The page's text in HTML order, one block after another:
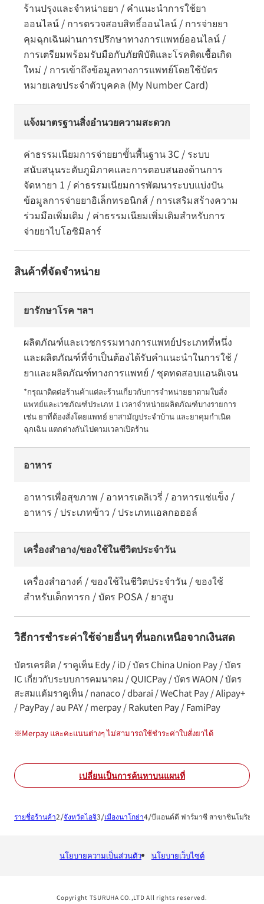
ร้านปรุงและจำหน่ายยา / คำแนะนำการใช้ยา
ออนไลน์ / การตรวจสอบสิทธิ์ออนไลน์ / การจ่ายยา
คุมฉุกเฉินผ่านการปรึกษาทางการแพทย์ออนไลน์ /
การเตรียมพร้อมรับมือกับภัยพิบัติและโรคติดเชื้อเกิด
ใหม่ / การเข้าถึงข้อมูลทางการแพทย์โดยใช้บัตร
หมายเลขประจำตัวบุคคล (My Number Card)
แจ้งมาตรฐานสิ่งอำนวยความสะดวก
ค่าธรรมเนียมการจ่ายยาขั้นพื้นฐาน 3C / ระบบ
สนับสนุนระดับภูมิภาคและการตอบสนองด้านการ
จัดหายา 1 / ค่าธรรมเนียมการพัฒนาระบบแบ่งปัน
ข้อมูลการจ่ายยาอิเล็กทรอนิกส์ / การเสริมสร้างความ
ร่วมมือเพิ่มเติม / ค่าธรรมเนียมเพิ่มเติมสำหรับการ
จ่ายยาไบโอซิมิลาร์
สินค้าที่จัดจำหน่าย
ยารักษาโรค ฯลฯ
ผลิตภัณฑ์และเวชกรรมทางการแพทย์ประเภทที่หนึ่ง
และผลิตภัณฑ์ที่จำเป็นต้องได้รับคำแนะนำในการใช้ /
ยาและผลิตภัณฑ์ทางการแพทย์ / ชุดทดสอบแอนติเจน
*กรุณาติดต่อร้านค้าแต่ละร้านเกี่ยวกับการจำหน่ายยาตามใบสั่ง
แพทย์และเวชภัณฑ์ประเภท 1 เวลาจำหน่ายผลิตภัณฑ์บางรายการ
เช่น ยาที่ต้องสั่งโดยแพทย์ ยาสามัญประจำบ้าน และยาคุมกำเนิด
ฉุกเฉิน แตกต่างกันไปตามเวลาเปิดร้าน
อาหาร
อาหารเพื่อสุขภาพ / อาหารเดลิเวรี่ / อาหารแช่แข็ง /
อาหาร / ประเภทข้าว / ประเภทแอลกอฮอล์
เครื่องสำอาง/ของใช้ในชีวิตประจำวัน
เครื่องสำอางค์ / ของใช้ในชีวิตประจำวัน / ของใช้
สำหรับเด็กทารก / บัตร POSA / ยาสูบ
วิธีการชำระค่าใช้จ่ายอื่นๆ ที่นอกเหนือจากเงินสด
บัตรเครดิต / ราคูเท็น Edy / iD / บัตร China Union Pay / บัตร
IC เกี่ยวกับระบบการคมนาคม / QUICPay / บัตร WAON / บัตร
สะสมแต้มราคูเท็น / nanaco / dbarai / WeChat Pay / Alipay+
/ PayPay / au PAY / merpay / Rakuten Pay / FamiPay
※Merpay และคะแนนต่างๆ ไม่สามารถใช้ชำระค่าใบสั่งยาได้
เปลี่ยนเป็นการค้นหาบนแผนที่
รายชื่อร้านค้า จังหวัดไอจิ เมืองนาโกย่า บีแอนด์ดี ฟาร์มาซี สาขาชินโมริยามะ
นโยบายความเป็นส่วนตัว นโยบายเว็บไซต์
Copyright TSURUHA CO.,LTD All rights reserved.